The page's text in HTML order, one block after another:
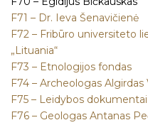
F71 – Dr. Ieva Šenavičienė
F72 – Fribūro universiteto
„Lituania“
F73 – Etnologijos fondas
F74 – Archeologas Algirdas
F75 – Leidybos dokumentai
F76 – Geologas Antanas